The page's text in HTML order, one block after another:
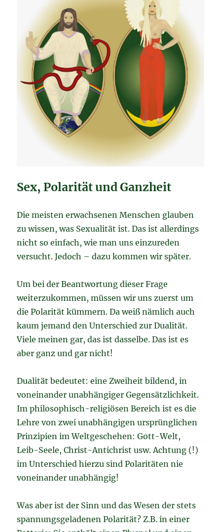
Sex, Polarität und Ganzheit
Die meisten erwachsenen Menschen glauben
zu wissen, was Sexualität ist. Das ist allerdings
nicht so einfach, wie man uns einzureden
versucht. Jedoch – dazu kommen wir später.
Um bei der Beantwortung dieser Frage
weiterzukommen, müssen wir uns zuerst um
die Polarität kümmern. Da weiß nämlich auch
kaum jemand den Unterschied zur Dualität.
Viele meinen gar, das ist dasselbe. Das ist es
aber ganz und gar nicht!
Dualität bedeutet: eine Zweiheit bildend, in
voneinander unabhängiger Gegensätzlichkeit.
Im philosophisch-religiösen Bereich ist es die
Lehre von zwei unabhängigen ursprünglichen
Prinzipien im Weltgeschehen: Gott-Welt,
Leib-Seele, Christ-Antichrist usw. Achtung (!)
im Unterschied hierzu sind Polaritäten nie
voneinander unabhängig!
Was aber ist der Sinn und das Wesen der stets
spannungsgeladenen Polarität? Z.B. in einer